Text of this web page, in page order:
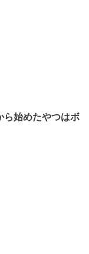
ら始めたやつはボ